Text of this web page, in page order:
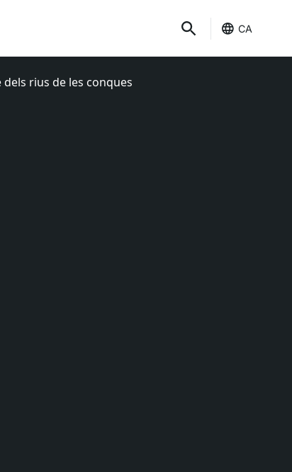
CA
dels rius de les conques